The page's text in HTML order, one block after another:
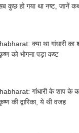
कुछ हो गया था नष्ट, जानें
क्या था गांधारी का
को भोगना पड़ा कष्ट
गांधारी के शाप के
की द्वारिका, ये थी वजह